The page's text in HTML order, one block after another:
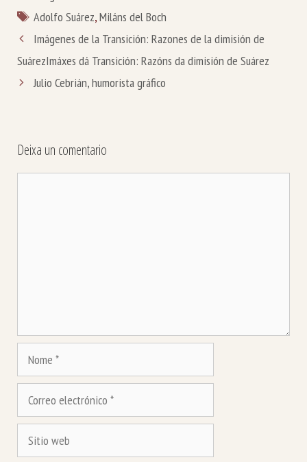
Etiquetas
Adolfo Suárez,Miláns del Boch
Imágenes de la Transición: Razones de la dimisión de
SuárezImáxes dá Transición: Razóns da dimisión de Suárez
Julio Cebrián, humorista gráfico
Deixa un comentario
Nome
Correo
electrónico
Sitio
web